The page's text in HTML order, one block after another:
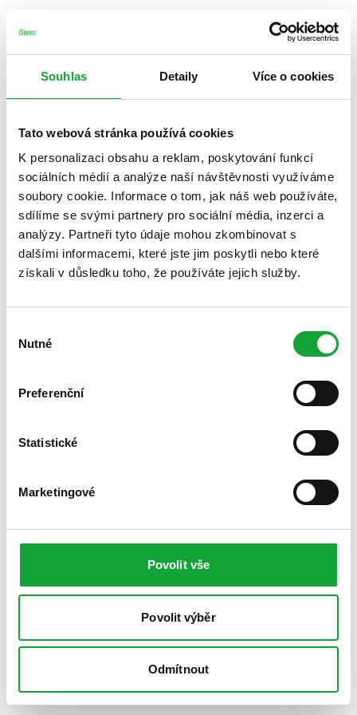
Souhlas Detaily Více o cookies
Tato webová stránka používá cookies
K personalizaci obsahu a reklam, poskytování funkcí
sociálních médií a analýze naší návštěvnosti využíváme
soubory cookie. Informace o tom, jak náš web používáte,
sdílíme se svými partnery pro sociální média, inzerci a
analýzy. Partneři tyto údaje mohou zkombinovat s
dalšími informacemi, které jste jim poskytli nebo které
získali v důsledku toho, že používáte jejich služby.
souhlasu
Nutné
Preferenční
Statistické
Marketingové
Povolit vše
Povolit výběr
Odmítnout